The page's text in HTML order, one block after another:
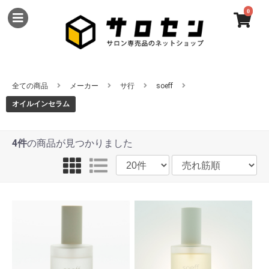
0
全ての商品 メーカー サ行 soeff
オイルインセラム
4件の商品が見つかりました